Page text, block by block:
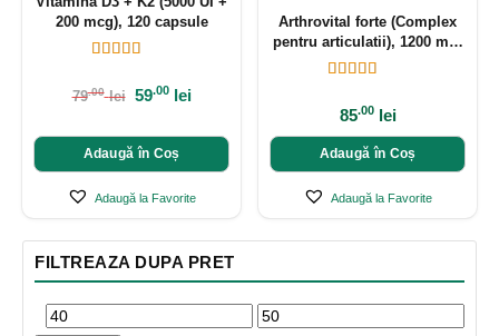
FILTREAZA DUPA PRET
200 mcg), 120 capsule
79.00 lei 59.00 lei
Adaugă în Coș
Adaugă la Favorite
Arthrovital forte (Complex
pentru articulatii), 1200 mg,
120 capsule
85.00 lei
Adaugă în Coș
Adaugă la Favorite